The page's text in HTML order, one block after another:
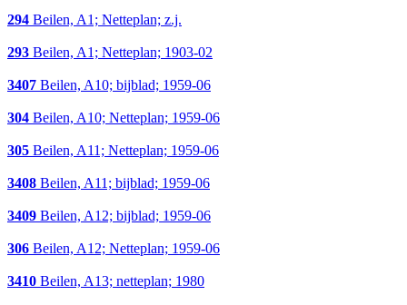
294 Beilen, A1; Netteplan; z.j.
293 Beilen, A1; Netteplan; 1903-02
3407 Beilen, A10; bijblad; 1959-06
304 Beilen, A10; Netteplan; 1959-06
305 Beilen, A11; Netteplan; 1959-06
3408 Beilen, A11; bijblad; 1959-06
3409 Beilen, A12; bijblad; 1959-06
306 Beilen, A12; Netteplan; 1959-06
3410 Beilen, A13; netteplan; 1980